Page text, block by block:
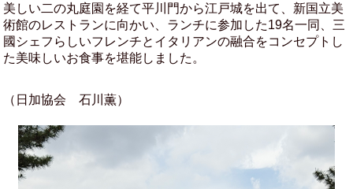
美しい二の丸庭園を経て平川門から江戸城を出て、新国立美
術館のレストランに向かい、ランチに参加した19名一同、三
國シェフらしいフレンチとイタリアンの融合をコンセプトし
た美味しいお食事を堪能しました。
（日加協会 石川薫）